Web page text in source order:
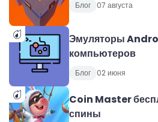
Блог 07 августа
Эмуляторы
компьютеров
Блог 02 июня
Coin Master
спины